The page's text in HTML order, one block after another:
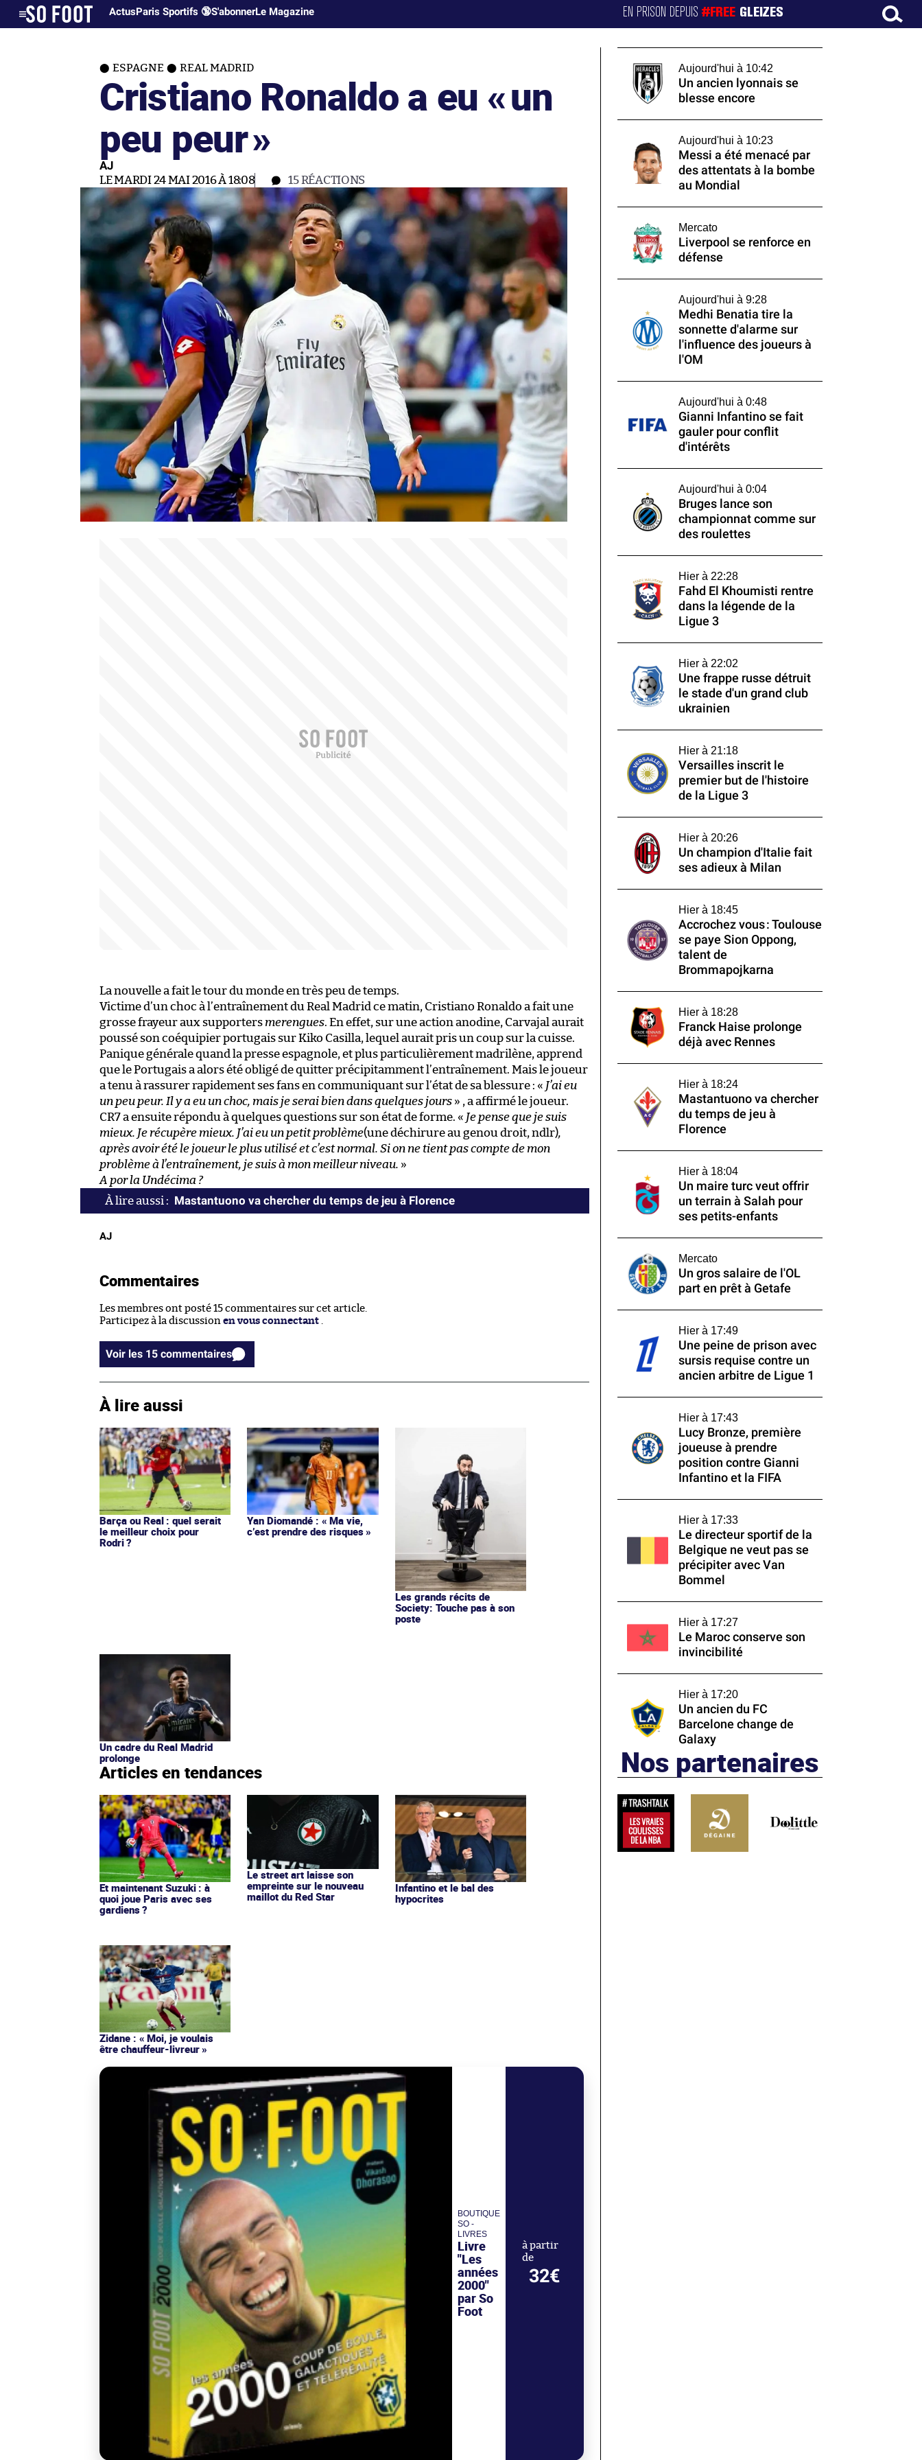
ActusParis Sportifs 🔞S'abonnerLe Magazine EN PRISON DEPUIS#FREE GLEIZES
ESPAGNE REAL MADRID
Cristiano Ronaldo a eu «un
peu peur»
AJ
LE MARDI 24 MAI 2016 À 18:08 15RÉACTIONS
La nouvelle a fait le tour du monde en très peu de temps.
Victime d’un choc à l’entraînement du Real Madrid ce matin, Cristiano Ronaldo a fait une
grosse frayeur aux supporters merengues. En effet, sur une action anodine, Carvajal aurait
poussé son coéquipier portugais sur Kiko Casilla, lequel aurait pris un coup sur la cuisse.
Panique générale quand la presse espagnole, et plus particulièrement madrilène, apprend
que le Portugais a alors été obligé de quitter précipitamment l’entraînement. Mais le joueur
a tenu à rassurer rapidement ses fans en communiquant sur l’état de sa blessure : « J’ai eu
un peu peur. Il y a eu un choc, mais je serai bien dans quelques jours » , a affirmé le joueur.
CR7 a ensuite répondu à quelques questions sur son état de forme. « Je pense que je suis
mieux. Je récupère mieux. J’ai eu un petit problème(une déchirure au genou droit, ndlr),
après avoir été le joueur le plus utilisé et c’est normal. Si on ne tient pas compte de mon
problème à l’entraînement, je suis à mon meilleur niveau. »
A por la Undécima ?
Mastantuono va chercher du temps de jeu à Florence
AJ
Commentaires
Les membres ont posté 15 commentaires sur cet article.
Participez à la discussion en vous connectant
Voir les 15 commentaires
À lire aussi
Barça ou Real : quel serait
le meilleur choix pour
Rodri ?
Yan Diomandé : « Ma vie,
c’est prendre des risques »
Les grands récits de
Society: Touche pas à son
poste
Un cadre du Real Madrid
prolonge
Articles en tendances
Et maintenant Suzuki : à
quoi joue Paris avec ses
gardiens ?
Le street art laisse son
empreinte sur le nouveau
maillot du Red Star
Infantino et le bal des
hypocrites
Zidane : « Moi, je voulais
être chauffeur-livreur »
BOUTIQUE
SO -
LIVRES
Livre
"Les
années
2000"
par So
Foot
à partir
de
32€
Aujourd'hui à 10:42
Un ancien lyonnais se
blesse encore
Aujourd'hui à 10:23
Messi a été menacé par
des attentats à la bombe
au Mondial
Mercato
Liverpool se renforce en
défense
Aujourd'hui à 9:28
Medhi Benatia tire la
sonnette d'alarme sur
l'influence des joueurs à
l'OM
Aujourd'hui à 0:48
Gianni Infantino se fait
gauler pour conflit
d'intérêts
Aujourd'hui à 0:04
Bruges lance son
championnat comme sur
des roulettes
Hier à 22:28
Fahd El Khoumisti rentre
dans la légende de la
Ligue 3
Hier à 22:02
Une frappe russe détruit
le stade d'un grand club
ukrainien
Hier à 21:18
Versailles inscrit le
premier but de l'histoire
de la Ligue 3
Hier à 20:26
Un champion d'Italie fait
ses adieux à Milan
Hier à 18:45
Accrochez vous : Toulouse
se paye Sion Oppong,
talent de
Brommapojkarna
Hier à 18:28
Franck Haise prolonge
déjà avec Rennes
Hier à 18:24
Mastantuono va chercher
du temps de jeu à
Florence
Hier à 18:04
Un maire turc veut offrir
un terrain à Salah pour
ses petits-enfants
Mercato
Un gros salaire de l'OL
part en prêt à Getafe
Hier à 17:49
Une peine de prison avec
sursis requise contre un
ancien arbitre de Ligue 1
Hier à 17:43
Lucy Bronze, première
joueuse à prendre
position contre Gianni
Infantino et la FIFA
Hier à 17:33
Le directeur sportif de la
Belgique ne veut pas se
précipiter avec Van
Bommel
Hier à 17:27
Le Maroc conserve son
invincibilité
Hier à 17:20
Un ancien du FC
Barcelone change de
Galaxy
Nos partenaires